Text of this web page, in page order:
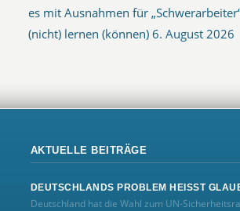
es mit Ausnahmen für
(nicht) lernen (können) 6. August 2026
AKTUELLE BEITRÄGE
DEUTSCHLANDS PROBLEM HEISST
Deutschland hat die Wahl zum